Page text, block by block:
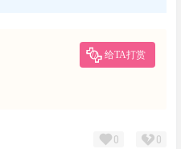
给TA打赏
0 0